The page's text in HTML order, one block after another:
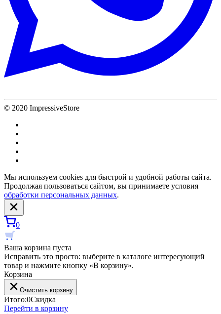
© 2020 ImpressiveStore
Мы используем cookies для быстрой и удобной работы сайта.
Продолжая пользоваться сайтом, вы принимаете условия
обработки персональных данных.
0
Ваша корзина пуста
Исправить это просто: выберите в каталоге интересующий
товар и нажмите кнопку «В корзину».
Корзина
Очистить корзину
Итого:0Скидка
Перейти в корзину